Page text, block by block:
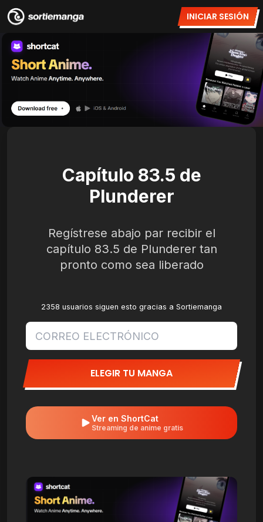
INICIAR SESIÓN
Capítulo 83.5 de
Plunderer
Regístrese abajo par recibir el
capítulo 83.5 de Plunderer tan
pronto como sea liberado
2358 usuarios siguen esto gracias a Sortiemanga
ELEGIR TU MANGA
Ver en ShortCat
Streaming de anime gratis